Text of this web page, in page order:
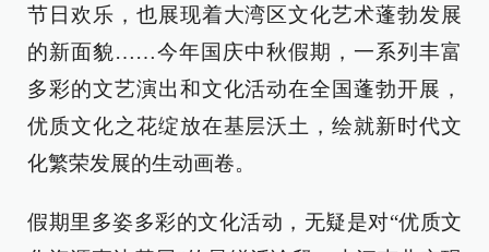
节日欢乐，也展现着大湾区文化艺术蓬勃发展
的新面貌……今年国庆中秋假期，一系列丰富
多彩的文艺演出和文化活动在全国蓬勃开展，
优质文化之花绽放在基层沃土，绘就新时代文
化繁荣发展的生动画卷。
假期里多姿多彩的文化活动，无疑是对“优质文